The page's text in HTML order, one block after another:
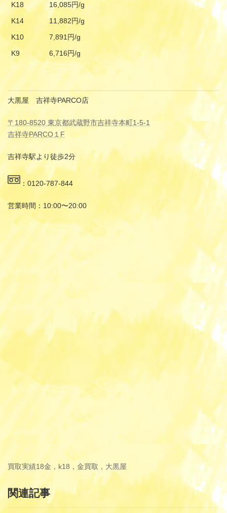
K18
16,085円/g
K14
11,882円/g
K10
7,891円/g
K9
6,716円/g
大黒屋 吉祥寺PARCO店
〒180-8520 東京都武蔵野市吉祥寺本町1-5-1
吉祥寺PARCO１F
吉祥寺駅より徒歩2分
：0120-787-844
営業時間：10:00〜20:00
買取実績18金，k18，金買取，大黒屋
関連記事